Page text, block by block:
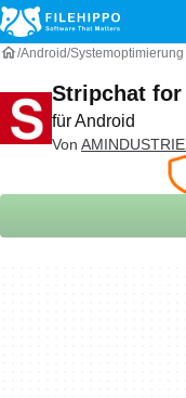
Android Systemoptimierung
Stripchat for
für Android
Von